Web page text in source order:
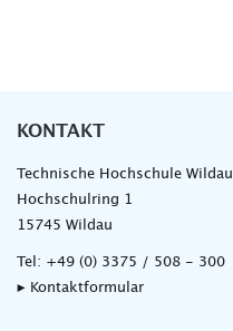
KONTAKT
Technische Hochschule Wildau
Hochschulring 1
15745 Wildau
Tel: +49 (0) 3375 / 508 - 300
▸ Kontaktformular